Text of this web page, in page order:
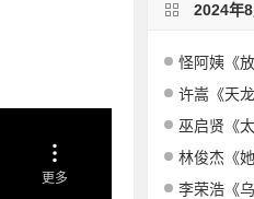
2024年8
怪阿姨《
许嵩《天龙
巫启贤《
林俊杰《
李荣浩《乌